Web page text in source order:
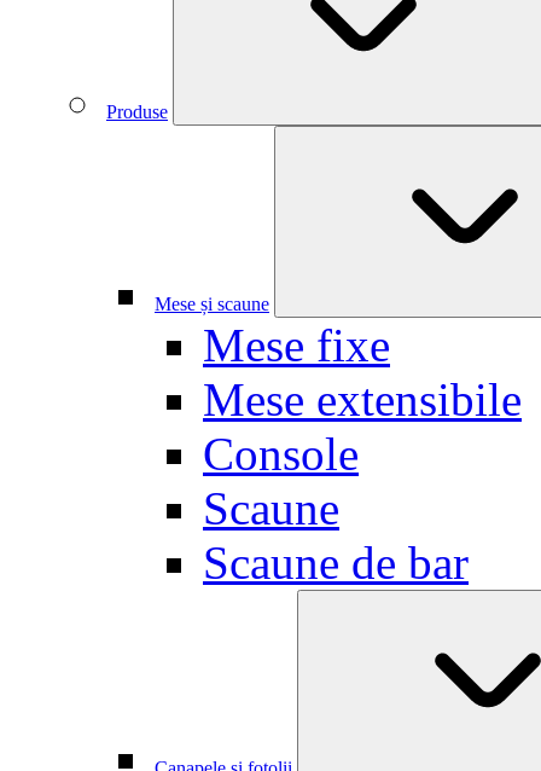
Produse
Mese și scaune
Mese fixe
Mese extensibile
Console
Scaune
Scaune de bar